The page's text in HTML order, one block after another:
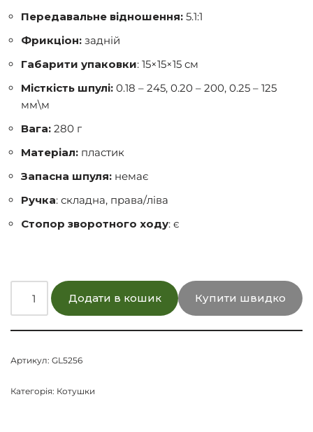
Передавальне відношення: 5.1:1
Фрикціон: задній
Габарити упаковки: 15×15×15 см
Місткість шпулі: 0.18 – 245, 0.20 – 200, 0.25 – 125
мм\м
Вага: 280 г
Матеріал: пластик
Запасна шпуля: немає
Ручка: складна, права/ліва
Стопор зворотного ходу: є
Додати в кошик Купити швидко
Артикул: GL5256
Категорія: Котушки